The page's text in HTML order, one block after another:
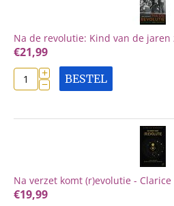
Na de revolutie: Kind van de jaren
€21,99
+
− BESTEL
Na verzet komt (r)evolutie - Clarice
€19,99